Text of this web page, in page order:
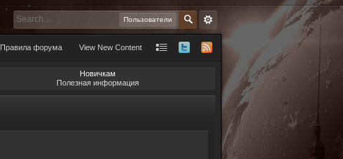
Пользователи
Правила форума View New Content
Новичкам
Полезная информация